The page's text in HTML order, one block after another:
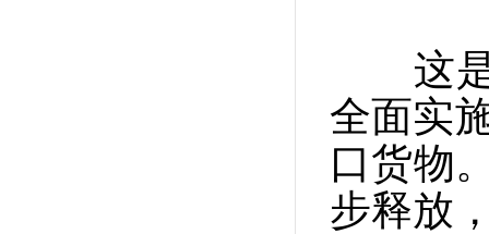
这是
全面实
口货物
步释放